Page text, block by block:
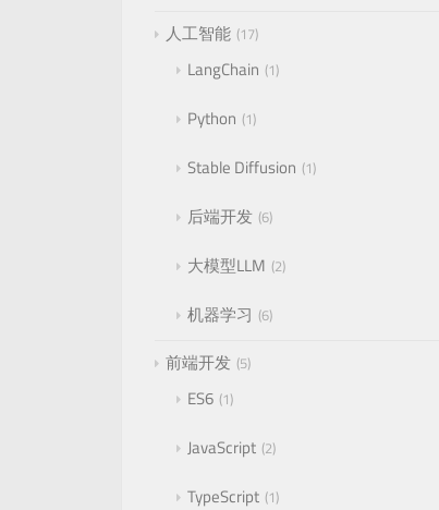
人工智能 17
LangChain 1
Python 1
Stable Diffusion 1
后端开发 6
大模型LLM 2
机器学习 6
前端开发 5
ES6 1
JavaScript 2
TypeScript 1